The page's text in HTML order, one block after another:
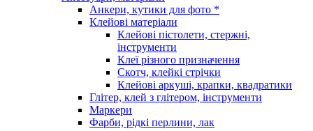
Анкери, кутики для фото *
Клейові матеріали
Клейові пістолети, стержні,
інструменти
Клеї різного призначення
Скотч, клейкі стрічки
Клейові аркуші, крапки, квадратики
Глітер, клей з глітером, інструменти
Маркери
Фарби, рідкі перлини, лак